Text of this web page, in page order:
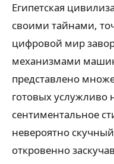
Египетская
своими тайнами,
цифровой мир
механизмами
представлено
готовых услужливо
сентиментальное
невероятно
откровенно